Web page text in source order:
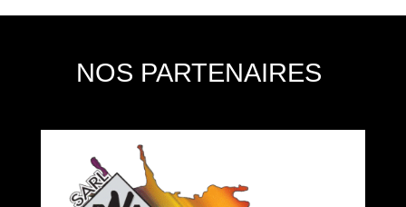
NOS PARTENAIRES